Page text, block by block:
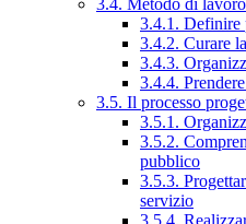
3.4. Metodo di lavoro
3.4.1. Definire
3.4.2. Curare
3.4.3.
3.4.4.
3.5. Il processo
3.5.1.
3.5.2.
pubblico
3.5.3.
servizio
3.5.4.